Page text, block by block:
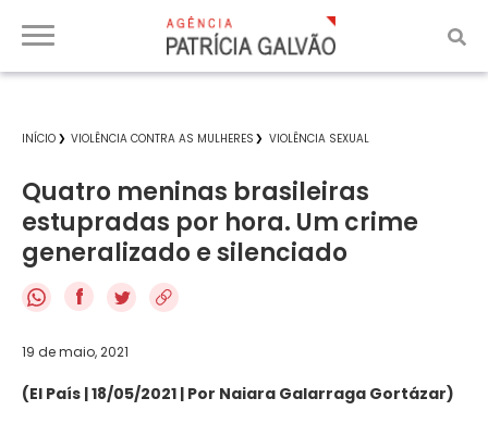
INÍCIO VIOLÊNCIA CONTRA AS MULHERES VIOLÊNCIA SEXUAL
Quatro meninas brasileiras
estupradas por hora. Um crime
generalizado e silenciado
f
19 de maio, 2021
(El País | 18/05/2021 | Por Naiara Galarraga Gortázar)